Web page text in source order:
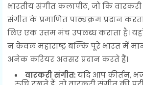
भारतीय संगीत कलापीठ, जो कि
संगीत के प्रमाणित पाठ्यक्रम प्रदान करता
लिए एक उत्तम मंच उपलब्ध कराता है। यहाँ
न केवल महाराष्ट्र बल्कि पूरे भारत में
अनेक करियर अवसर प्रदान करते हैं।
वारकरी संगीत:यदि आप कीर्तन,